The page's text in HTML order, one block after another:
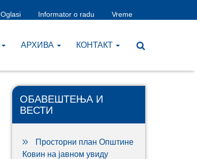
Oglasi Informator o radu Vreme
AРХИВА КОНТАКТ
ОБАВЕШТЕЊА И
ВЕСТИ
Просторни план Општине
Ковин на јавном увиду